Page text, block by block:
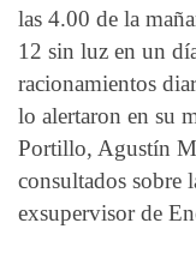
las 4.00 de la
12 sin luz en un
racionamientos
lo alertaron en su
Portillo, Agustín
consultados sobre
exsupervisor de